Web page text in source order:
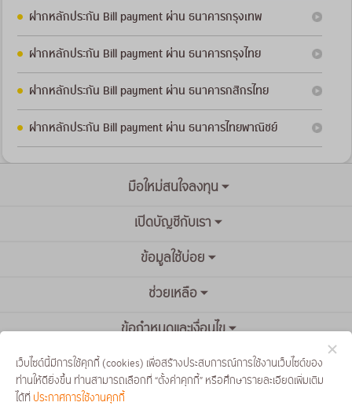
ฝากหลักประกัน Bill payment ผ่าน ธนาคารกรุงเทพ
ฝากหลักประกัน Bill payment ผ่าน ธนาคารกรุงไทย
ฝากหลักประกัน Bill payment ผ่าน ธนาคารกสิกรไทย
ฝากหลักประกัน Bill payment ผ่าน ธนาคารไทยพาณิชย์
มือใหม่สนใจลงทุน
เปิดบัญชีกับเรา
ข้อมูลใช้บ่อย
ช่วยเหลือ
ข้อกำหนดและเงื่อนไข
เว็บไซต์นี้มีการใช้คุกกี้ (cookies) เพื่อสร้างประสบการณ์การใช้งานเว็บไซต์ของ
ท่านให้ดียิ่งขึ้น ท่านสามารถเลือกที่ “ตั้งค่าคุกกี้” หรือศึกษารายละเอียดเพิ่มเติม
ได้ที่ ประกาศการใช้งานคุกกี้